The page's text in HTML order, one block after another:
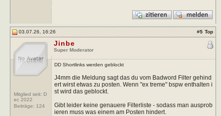
03.07.26, 16:26 #5 Top
Mitglied seit: D
ec 2022
Beiträge: 124
Jinbe
Super Moderator
DD Shortlinks werden geblockt
J4mm die Meldung sagt das du vom Badword Filter gehind
ert wirst etwas zu posten. Wenn "ex treme" bspw enthalten i
st wird das geblockt.
Gibt leider keine genauere Filterliste - sodass man ausprob
ieren muss was einem am Posten hindert.